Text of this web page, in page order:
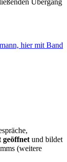
Übergang
hier mit Band
geöffnet und bildet
(weitere